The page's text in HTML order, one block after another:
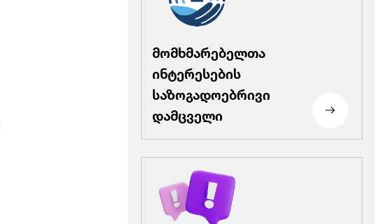
მომხმარებელთა
ინტერესების
საზოგადოებრივი
დამცველი